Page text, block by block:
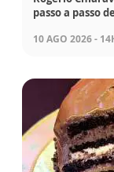
passo a passo
10 AGO 2026 -